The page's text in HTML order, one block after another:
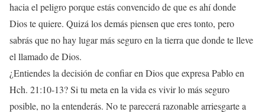
hacia el peligro porque estás convencido de que es ahí donde
Dios te quiere. Quizá los demás piensen que eres tonto, pero
sabrás que no hay lugar más seguro en la tierra que donde te lleve
el llamado de Dios.
¿Entiendes la decisión de confiar en Dios que expresa Pablo en
Hch. 21:10-13? Si tu meta en la vida es vivir lo más seguro
posible, no la entenderás. No te parecerá razonable arriesgarte a